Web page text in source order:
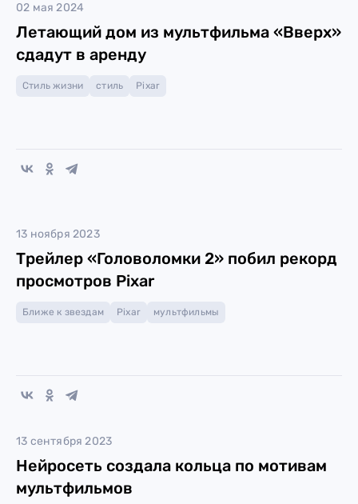
02 мая 2024
Летающий дом из мультфильма «Вверх»
сдадут в аренду
Стиль жизни стиль Pixar
13 ноября 2023
Трейлер «Головоломки 2» побил рекорд
просмотров Pixar
Ближе к звездам Pixar мультфильмы
13 сентября 2023
Нейросеть создала кольца по мотивам
мультфильмов